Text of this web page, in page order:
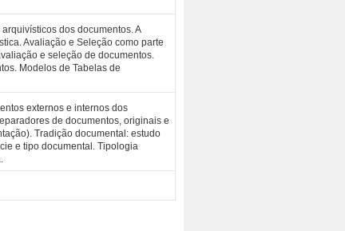
dos documentos. A
Avaliação e Seleção como parte
e seleção de documentos.
Modelos de Tabelas de
externos e internos dos
de documentos, originais e
Tradição documental: estudo
e tipo documental. Tipologia